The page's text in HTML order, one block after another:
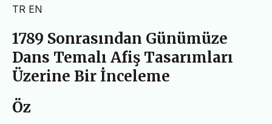
TR EN
1789 Sonrasından Günümüze
Dans Temalı Afiş Tasarımları
Üzerine Bir İnceleme
Öz